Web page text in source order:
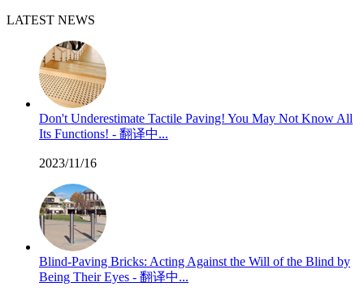
LATEST NEWS
Don't Underestimate Tactile Paving! You May Not Know All
Its Functions! - 翻译中...
2023/11/16
Blind-Paving Bricks: Acting Against the Will of the Blind by
Being Their Eyes - 翻译中...